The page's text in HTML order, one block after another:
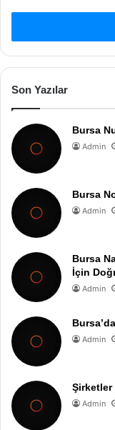
Son Yazılar
Bursa
Admin
Bursa
Admin
Bursa
İçin
Admin
Admin
Şirketler
Admin